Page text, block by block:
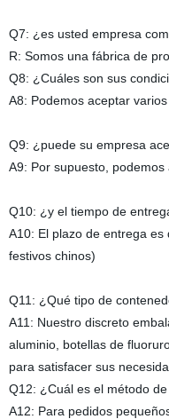
Q7: ¿es usted empresa
R: Somos una fábrica de
Q8: ¿Cuáles son sus
A8: Podemos aceptar
Q9: ¿puede su empresa
A9: Por supuesto,
Q10: ¿y el tiempo de
A10: El plazo de entrega
festivos chinos)
Q11: ¿Qué tipo de
A11: Nuestro discreto
aluminio, botellas de
para satisfacer sus
Q12: ¿Cuál es el método
A12: Para pedidos